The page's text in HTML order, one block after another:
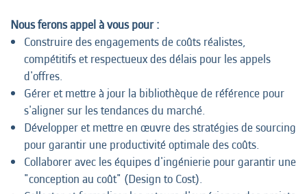
Nous ferons appel à vous pour :
Construire des engagements de coûts réalistes,
compétitifs et respectueux des délais pour les appels
d'offres.
Gérer et mettre à jour la bibliothèque de référence pour
s'aligner sur les tendances du marché.
Développer et mettre en œuvre des stratégies de sourcing
pour garantir une productivité optimale des coûts.
Collaborer avec les équipes d'ingénierie pour garantir une
"conception au coût" (Design to Cost).